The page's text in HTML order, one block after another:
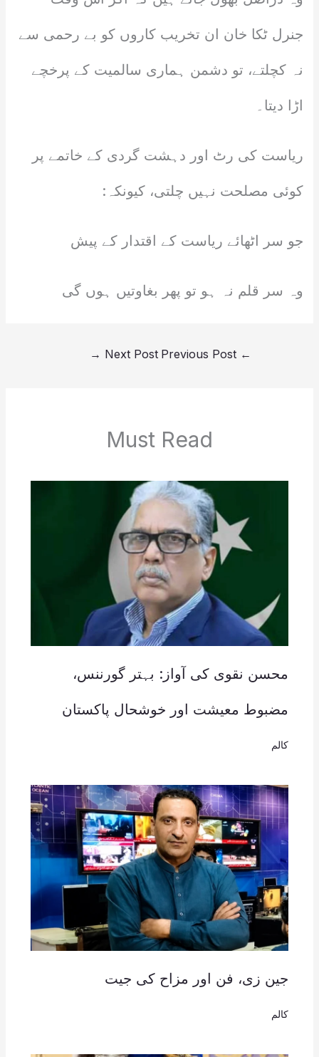
جنرل ٹکا خان ان تخریب کاروں کو بے رحمی سے
نہ کچلتے، تو دشمن ہماری سالمیت کے پرخچے
اڑا دیتا۔
ریاست کی رٹ اور دہشت گردی کے خاتمے پر
کوئی مصلحت نہیں چلتی، کیونکہ:
جو سر اٹھائے ریاست کے اقتدار کے پیش
وہ سر قلم نہ ہو تو پھر بغاوتیں ہوں گی
←
Next Post
→
Must Read
محسن نقوی کی آواز: بہتر گورننس،
مضبوط معیشت اور خوشحال پاکستان
کالم
جین زی، فن اور مزاح کی جیت
کالم